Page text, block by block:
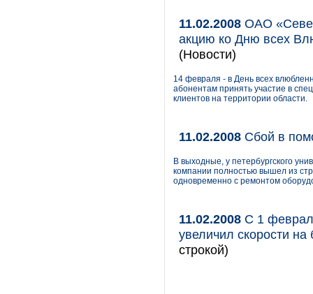
11.02.2008 ОАО
акцию ко Дню всех
(Новости)
14 февраля - в День всех
абонентам принять участие в
клиентов на территории области.
11.02.2008 Сбой в
В выходные, у петербургского
компании полностью вышел из
одновременно с ремонтом
11.02.2008 С 1
увеличил скорости
строкой)